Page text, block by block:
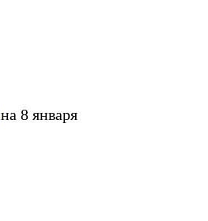
на 8 января